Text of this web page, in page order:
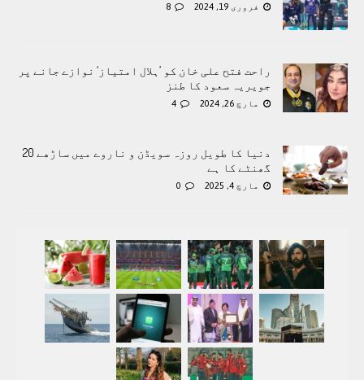
فروری 19, 2024 8
راحت فتح علی خان کو ’ہلال امتیاز‘ نوازے جانے پر
جویریہ سعود کا طنز
مارچ 26, 2024 4
دنیا کا طویل روزہ سویڈن و ناروے میں ساڑھے 20
گھنٹے کا ہے
مارچ 4, 2025 0